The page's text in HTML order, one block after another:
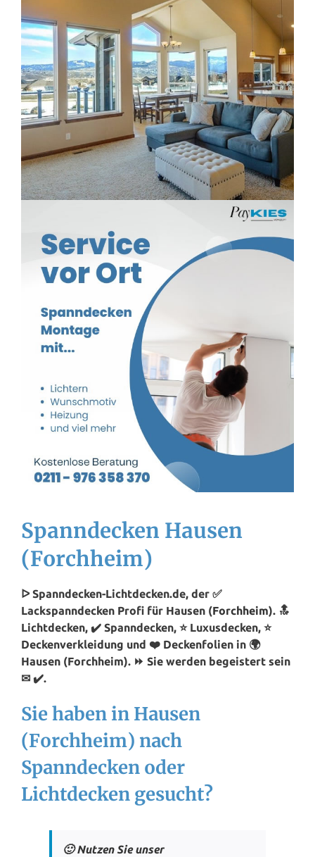
Spanndecken Hausen
(Forchheim)
ᐅ Spanndecken-Lichtdecken.de, der ✅
Lackspanndecken Profi für Hausen (Forchheim). 🔝
Lichtdecken, ✔️ Spanndecken, ⭐ Luxusdecken, ⭐
Deckenverkleidung und ❤️ Deckenfolien in 🌍
Hausen (Forchheim). ⏩ Sie werden begeistert sein
✉ ✔️.
Sie haben in Hausen
(Forchheim) nach
Spanndecken oder
Lichtdecken gesucht?
🙂 Nutzen Sie unser